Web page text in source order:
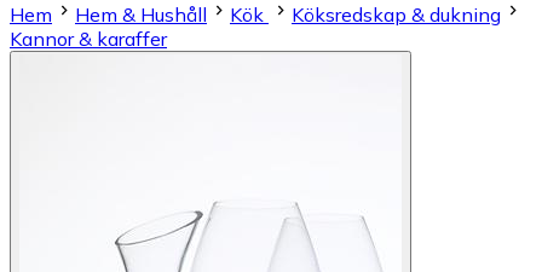
Hem
Hem & Hushåll Kök
Köksredskap & dukning
Kannor & karaffer